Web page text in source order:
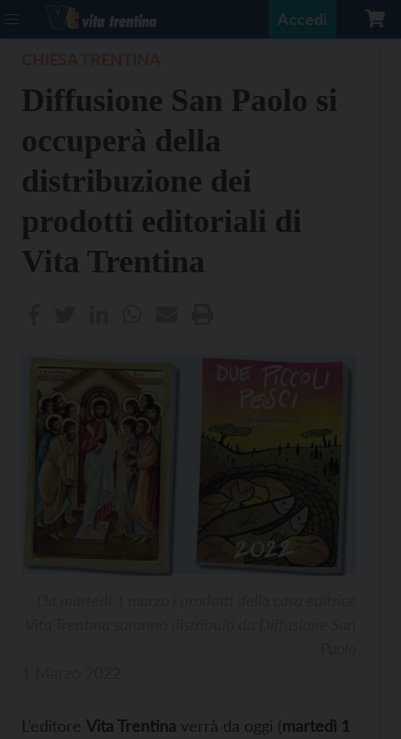
Accedi
Diffusione San Paolo si
occuperà della
distribuzione dei
prodotti editoriali di
Vita Trentina
L’editore Vita Trentina verrà da oggi (martedì 1